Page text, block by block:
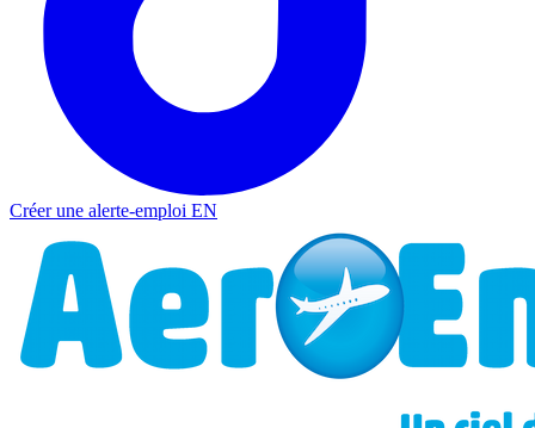
Créer une alerte-emploi EN